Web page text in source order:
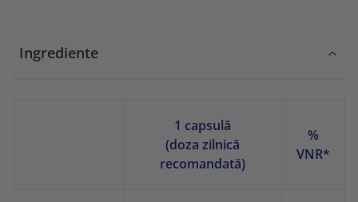
Ingrediente
1 capsulă
(doza zilnică
recomandată)
%
VNR*